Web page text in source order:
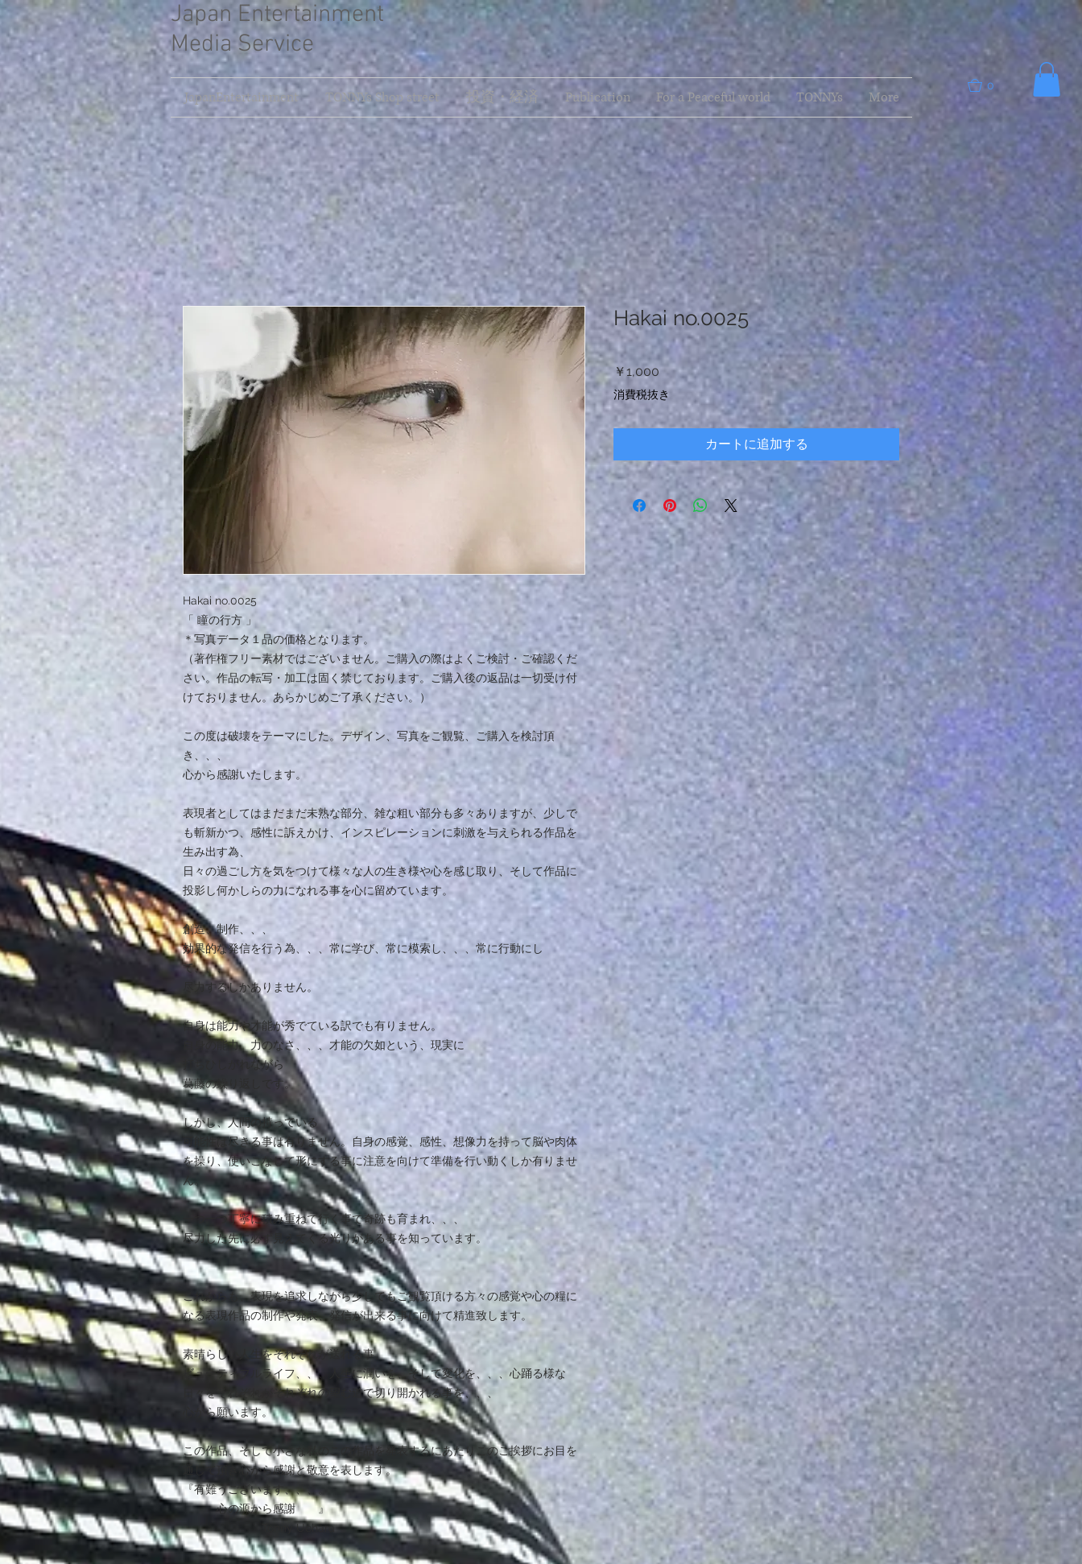
Japan Entertainment
Media Service
JapanEntertainment TONNYs Shop street 投資・経済 Publication For a Peaceful world TONNYs More
0
Hakai no.0025
「 瞳の行方 」
＊写真データ１品の価格となります。
（著作権フリー素材ではございません。ご購入の際はよくご検討・ご確認くだ
さい。作品の転写・加工は固く禁じております。ご購入後の返品は一切受け付
けておりません。あらかじめご了承ください。）
この度は破壊をテーマにした。デザイン、写真をご観覧、ご購入を検討頂
き、、、
心から感謝いたします。
表現者としてはまだまだ未熟な部分、雑な粗い部分も多々ありますが、少しで
も斬新かつ、感性に訴えかけ、インスピレーションに刺激を与えられる作品を
生み出す為、
日々の過ごし方を気をつけて様々な人の生き様や心を感じ取り、そして作品に
投影し何かしらの力になれる事を心に留めています。
創造、制作、、、
効果的な発信を行う為、、、常に学び、常に模索し、、、常に行動にし
て、、、
尽力するしかありません。
自身は能力や才能が秀でている訳でも有りません。
自身の能力、力のなさ、、、才能の欠如という、現実に
打ちひしがれながら
葛藤の繰り返しです。
しかし、人間の持っている
可能性は尽きる事は有りません。自身の感覚、感性、想像力を持って脳や肉体
を操り、使いこなして形にする事に注意を向けて準備を行い動くしか有りませ
ん。
一つ一つ丁寧に積み重ねて行く事で奇跡も育まれ、、、
尽力した先に必ず見えてくる光りがある事を知っています。
これからも、表現を追求しながら少しでもご観覧頂ける方々の感覚や心の糧に
なる表現作品の制作や発表、発信が出来る事に向けて精進致します。
素晴らしい人生をそれぞれが送れる事、
ビューティフルライフ、、、人生に潤いを、そして変化を、、、心踊る様な
日々をそれぞれがそれぞれの望む道で切り開かれる事を、、、
心から願います。
この作品、そして小さな私のこの作品を発表するにあたりこのご挨拶にお目を
通して頂き心から感謝と敬意を表します。
『有難うございます、、、。
心の源から感謝 』
Tonny Uehara
Hakai no.0025
￥1,000価
格
消費税抜き
カートに追加する